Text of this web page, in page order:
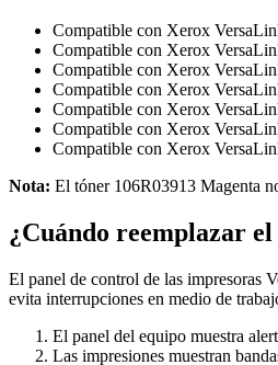
Compatible con Xerox
Compatible con Xerox
Compatible con Xerox
Compatible con Xerox
Compatible con Xerox
Compatible con Xerox
Compatible con Xerox
Nota: El tóner 106R03913 Magenta
¿Cuándo reemplazar
El panel de control de las impresoras
evita interrupciones en medio de
El panel del equipo muestra
Las impresiones muestran